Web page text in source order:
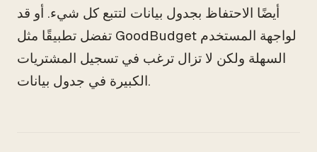
أيضًا الاحتفاظ بجدول بيانات لتتبع كل شيء. أو قد
تفضل تطبيقًا مثل GoodBudget لواجهة المستخدم
السهلة ولكن لا تزال ترغب في تسجيل المشتريات
الكبيرة في جدول بيانات.